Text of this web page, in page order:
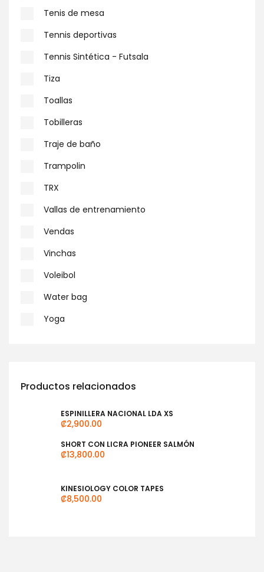
Tenis de mesa
Tennis deportivas
Tennis Sintética - Futsala
Tiza
Toallas
Tobilleras
Traje de baño
Trampolin
TRX
Vallas de entrenamiento
Vendas
Vinchas
Voleibol
Water bag
Yoga
Productos relacionados
ESPINILLERA NACIONAL LDA XS
₡2,900.00
SHORT CON LICRA PIONEER SALMÓN
₡13,800.00
KINESIOLOGY COLOR TAPES
₡8,500.00